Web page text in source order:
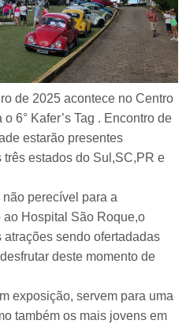
de 2025 acontece no Centro
6° Kafer’s Tag . Encontro de
estarão presentes
estados do Sul,SC,PR e
perecível para a
Hospital São Roque,o
sendo ofertadadas
deste momento de
exposição, servem para uma
também os mais jovens em